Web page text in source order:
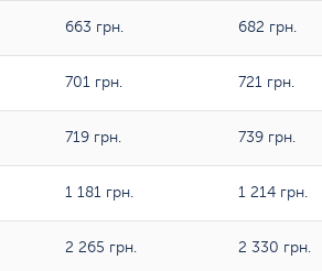
663 грн. 682 грн.
701 грн. 721 грн.
719 грн. 739 грн.
1 181 грн. 1 214 грн.
2 265 грн. 2 330 грн.